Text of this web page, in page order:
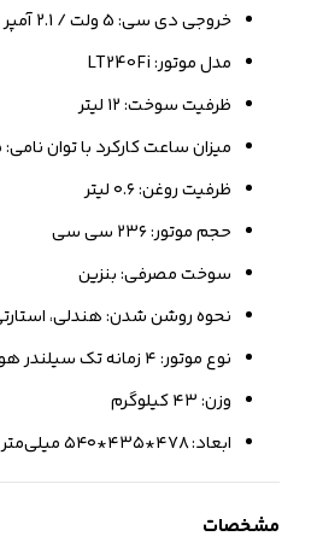
خروجی دی سی: 5 ولت / 2.1 آمپر
مدل موتور: LT240Fi
ظرفیت سوخت: ۱۲ لیتر
میزان ساعت کارکرد با توان نامی: ۴.۵ ساعت
ظرفیت روغن: ۰.۶ لیتر
حجم موتور: ۲۳۶ سی سی
سوخت مصرفی: بنزین
نحوه روشن شدن: هندلی،
نوع موتور: ۴ زمانه تک سیلندر هوا خنک
وزن: ۴۳ کیلوگرم
ابعاد: ۴۷۸*۴۳۵*۵۴۰ میلی‌متر
مشخصات